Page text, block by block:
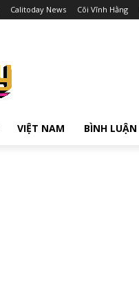
Calitoday News Cõi Vĩnh Hằng
VIỆT NAM BÌNH LUẬN